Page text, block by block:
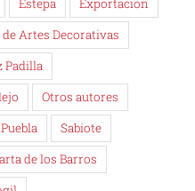
Estepa
Exportacion
Artes Decorativas
Padilla
Otros autores
Puebla
Sabiote
de los Barros